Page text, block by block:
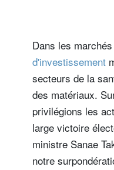
Dans les
d'investissement
secteurs de la
des matériaux.
privilégions les
large victoire
ministre Sanae
notre
Je ne suis pas
Vos informations
notre politique de